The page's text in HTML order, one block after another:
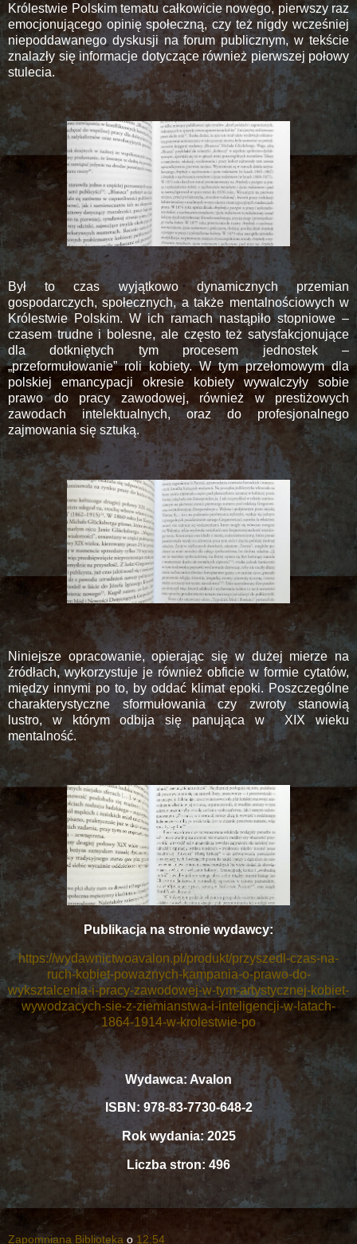
Królestwie Polskim tematu całkowicie nowego, pierwszy raz
emocjonującego opinię społeczną, czy też nigdy wcześniej
niepoddawanego dyskusji na forum publicznym, w tekście
znalazły się informacje dotyczące również pierwszej połowy
stulecia.
Był to czas wyjątkowo dynamicznych przemian
gospodarczych, społecznych, a także mentalnościowych w
Królestwie Polskim. W ich ramach nastąpiło stopniowe –
czasem trudne i bolesne, ale często też satysfakcjonujące
dla dotkniętych tym procesem jednostek –
„przeformułowanie” roli kobiety. W tym przełomowym dla
polskiej emancypacji okresie kobiety wywalczyły sobie
prawo do pracy zawodowej, również w prestiżowych
zawodach intelektualnych, oraz do profesjonalnego
zajmowania się sztuką.
Niniejsze opracowanie, opierając się w dużej mierze na
źródłach, wykorzystuje je również obficie w formie cytatów,
między innymi po to, by oddać klimat epoki. Poszczególne
charakterystyczne sformułowania czy zwroty stanowią
lustro, w którym odbija się panująca w
XIX wieku
mentalność.
Publikacja na stronie wydawcy:
https://wydawnictwoavalon.pl/produkt/przyszedl-czas-na-
ruch-kobiet-powaznych-kampania-o-prawo-do-
wyksztalcenia-i-pracy-zawodowej-w-tym-artystycznej-kobiet-
wywodzacych-sie-z-ziemianstwa-i-inteligencji-w-latach-
1864-1914-w-krolestwie-po
Wydawca: Avalon
ISBN: 978-83-7730-648-2
Rok wydania: 2025
Liczba stron: 496
Zapomniana Biblioteka o 12:54